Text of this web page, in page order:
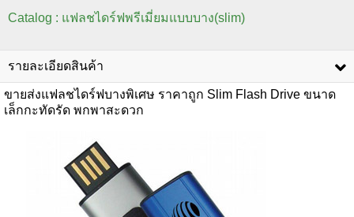
Catalog : แฟลชไดร์ฟพรีเมี่ยมแบบบาง(slim)
รายละเอียดสินค้า
ขายส่งแฟลชไดร์ฟบางพิเศษ ราคาถูก Slim Flash Drive ขนาด
เล็กกะทัดรัด พกพาสะดวก